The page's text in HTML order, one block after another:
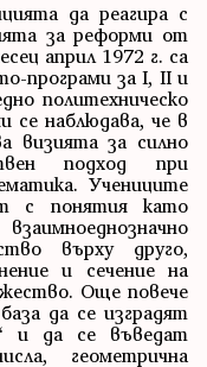
да реагира с
за реформи от
април 1972 г. са
програми за I, II и
политехническо
се наблюдава, че в
визията за силно
подход при
Учениците
с понятия като
върху друго,
и сечение на
Още повече
да се изградят
и да се въведат
геометрична